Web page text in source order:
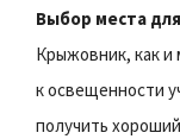
Выбор места
Крыжовник, как и
к освещенности
получить